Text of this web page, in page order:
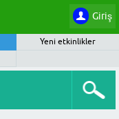
Giriş
Yeni etkinlikler